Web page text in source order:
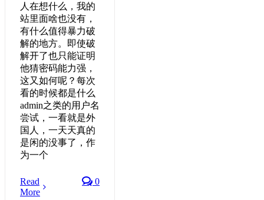
人在想什么，我的
站里面啥也没有，
有什么值得暴力破
解的地方。即使破
解开了也只能证明
他猜密码能力强，
这又如何呢？每次
看的时候都是什么
admin之类的用户名
尝试，一看就是外
国人，一天天真的
是闲的没事了，作
为一个
Read
More
0